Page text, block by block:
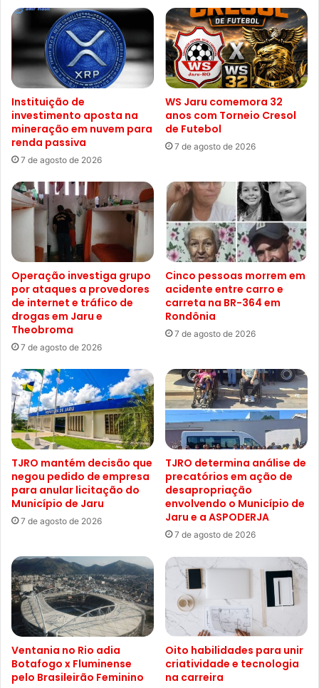
Instituição de
investimento aposta na
mineração em nuvem para
renda passiva
7 de agosto de 2026
WS Jaru comemora 32
anos com Torneio Cresol
de Futebol
7 de agosto de 2026
Operação investiga grupo
por ataques a provedores
de internet e tráfico de
drogas em Jaru e
Theobroma
7 de agosto de 2026
Cinco pessoas morrem em
acidente entre carro e
carreta na BR-364 em
Rondônia
7 de agosto de 2026
TJRO mantém decisão que
negou pedido de empresa
para anular licitação do
Município de Jaru
7 de agosto de 2026
TJRO determina análise de
precatórios em ação de
desapropriação
envolvendo o Município de
Jaru e a ASPODERJA
7 de agosto de 2026
Ventania no Rio adia
Botafogo x Fluminense
pelo Brasileirão Feminino
Oito habilidades para unir
criatividade e tecnologia
na carreira